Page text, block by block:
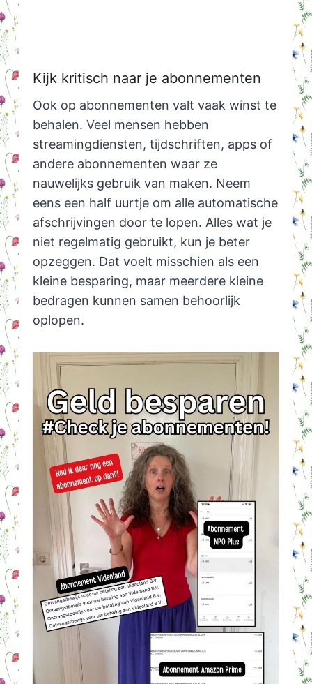
Kijk kritisch naar je abonnementen
Ook op abonnementen valt vaak winst te
behalen. Veel mensen hebben
streamingdiensten, tijdschriften, apps of
andere abonnementen waar ze
nauwelijks gebruik van maken. Neem
eens een half uurtje om alle automatische
afschrijvingen door te lopen. Alles wat je
niet regelmatig gebruikt, kun je beter
opzeggen. Dat voelt misschien als een
kleine besparing, maar meerdere kleine
bedragen kunnen samen behoorlijk
oplopen.